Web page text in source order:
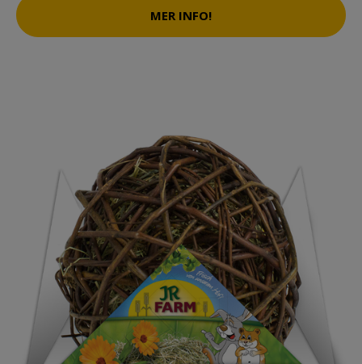
MER INFO!